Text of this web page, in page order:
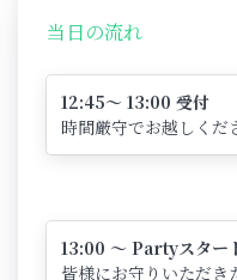
当日の流れ
12:45～ 13:00 受付
時間厳守でお越しくだ
13:00 ～ Partyスター
皆様にお守りいただき